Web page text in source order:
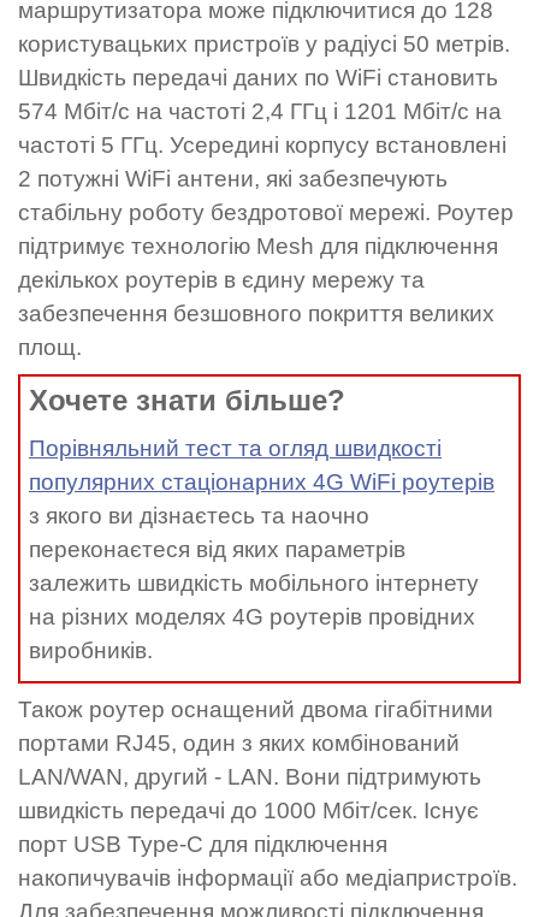
маршрутизатора може підключитися до 128
користувацьких пристроїв у радіусі 50 метрів.
Швидкість передачі даних по WiFi становить
574 Мбіт/с на частоті 2,4 ГГц і 1201 Мбіт/с на
частоті 5 ГГц. Усередині корпусу встановлені
2 потужні WiFi антени, які забезпечують
стабільну роботу бездротової мережі. Роутер
підтримує технологію Mesh для підключення
декількох роутерів в єдину мережу та
забезпечення безшовного покриття великих
площ.
Хочете знати більше?
Порівняльний тест та огляд швидкості
популярних стаціонарних 4G WiFi роутерів
з якого ви дізнаєтесь та наочно
переконаєтеся від яких параметрів
залежить швидкість мобільного інтернету
на різних моделях 4G роутерів провідних
виробників.
Також роутер оснащений двома гігабітними
портами RJ45, один з яких комбінований
LAN/WAN, другий - LAN. Вони підтримують
швидкість передачі до 1000 Мбіт/сек. Існує
порт USB Type-C для підключення
накопичувачів інформації або медіапристроїв.
Для забезпечення можливості підключення